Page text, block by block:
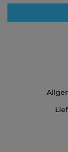
für
Newsletter